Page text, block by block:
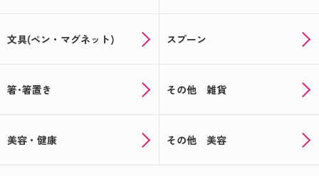
文具(ペン・マグネット) スプーン
箸･箸置き その他 雑貨
美容・健康 その他 美容